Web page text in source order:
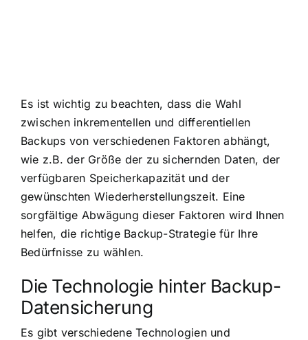
Es ist wichtig zu beachten, dass die Wahl
zwischen inkrementellen und differentiellen
Backups von verschiedenen Faktoren abhängt,
wie z.B. der Größe der zu sichernden Daten, der
verfügbaren Speicherkapazität und der
gewünschten Wiederherstellungszeit. Eine
sorgfältige Abwägung dieser Faktoren wird Ihnen
helfen, die richtige Backup-Strategie für Ihre
Bedürfnisse zu wählen.
Die Technologie hinter Backup-
Datensicherung
Es gibt verschiedene Technologien und